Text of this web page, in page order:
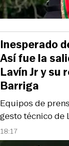
18:17
Equipos de
gesto técnico de
Inesperado
Así fue la
Lavín Jr y su
Barriga